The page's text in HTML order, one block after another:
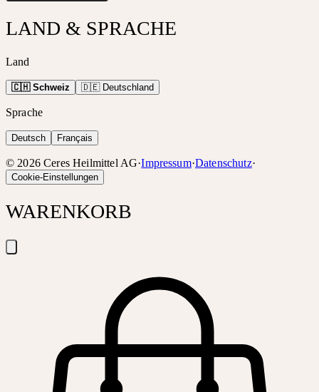
LAND & SPRACHE
Land
🇨🇭 Schweiz 🇩🇪 Deutschland
Sprache
Deutsch Français
© 2026 Ceres Heilmittel AG·Impressum·Datenschutz·
Cookie-Einstellungen
WARENKORB